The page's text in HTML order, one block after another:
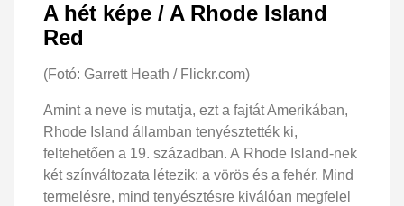
A hét képe / A Rhode Island
Red
(Fotó: Garrett Heath / Flickr.com)
Amint a neve is mutatja, ezt a fajtát Amerikában,
Rhode Island államban tenyésztették ki,
feltehetően a 19. században. A Rhode Island-nek
két színváltozata létezik: a vörös és a fehér. Mind
termelésre, mind tenyésztésre kiválóan megfelel